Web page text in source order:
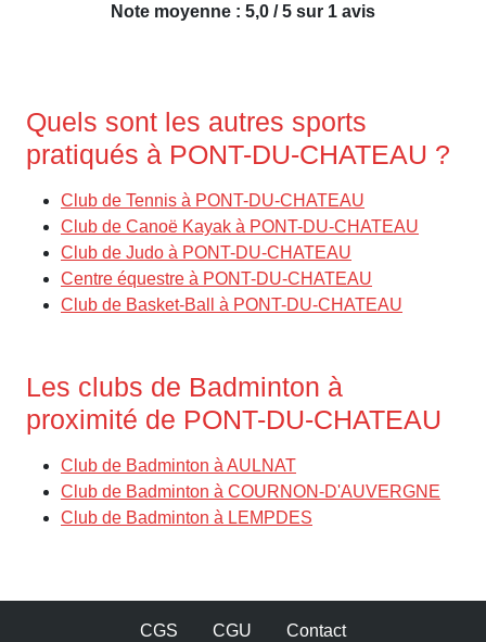
Note moyenne : 5,0 / 5 sur 1 avis
Quels sont les autres sports
pratiqués à PONT-DU-CHATEAU ?
Club de Tennis à PONT-DU-CHATEAU
Club de Canoë Kayak à PONT-DU-CHATEAU
Club de Judo à PONT-DU-CHATEAU
Centre équestre à PONT-DU-CHATEAU
Club de Basket-Ball à PONT-DU-CHATEAU
Les clubs de Badminton à
proximité de PONT-DU-CHATEAU
Club de Badminton à AULNAT
Club de Badminton à COURNON-D'AUVERGNE
Club de Badminton à LEMPDES
CGS CGU Contact